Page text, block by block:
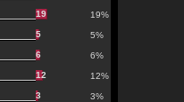
19
19%
5
5%
6
6%
12
12%
3
3%